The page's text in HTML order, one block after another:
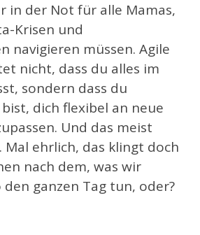
in der Not für alle Mamas,
Krisen und
navigieren müssen. Agile
nicht, dass du alles im
sondern dass du
dich flexibel an neue
Und das meist
Mal ehrlich, das klingt doch
nach dem, was wir
den ganzen Tag tun, oder?